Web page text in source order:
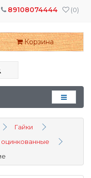
(0)
89108074444
Корзина
Гайки
оцинкованные